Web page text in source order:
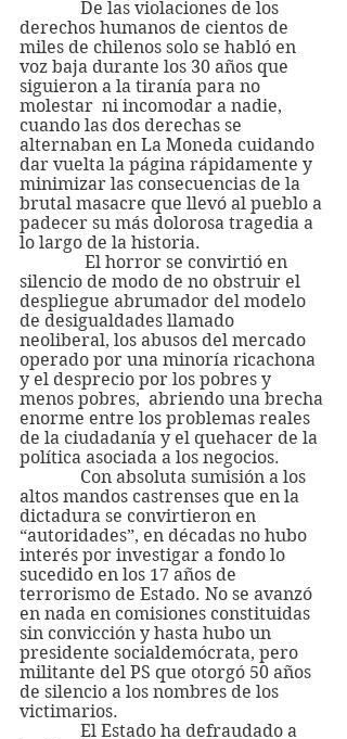
derechos humanos de cientos de
miles de chilenos solo se habló en
voz baja durante los 30 años que
siguieron a la tiranía para no
molestar  ni incomodar a nadie,
cuando las dos derechas se
alternaban en La Moneda cuidando
dar vuelta la página rápidamente y
minimizar las consecuencias de la
brutal masacre que llevó al pueblo a
padecer su más dolorosa tragedia a
lo largo de la historia.
silencio de modo de no obstruir el
despliegue abrumador del modelo
de desigualdades llamado
neoliberal, los abusos del mercado
operado por una minoría ricachona
y el desprecio por los pobres y
menos pobres,  abriendo una brecha
enorme entre los problemas reales
de la ciudadanía y el quehacer de la
política asociada a los negocios.
altos mandos castrenses que en la
dictadura se convirtieron en
“autoridades”, en décadas no hubo
interés por investigar a fondo lo
sucedido en los 17 años de
terrorismo de Estado. No se avanzó
en nada en comisiones constituidas
sin convicción y hasta hubo un
presidente socialdemócrata, pero
militante del PS que otorgó 50 años
de silencio a los nombres de los
victimarios.